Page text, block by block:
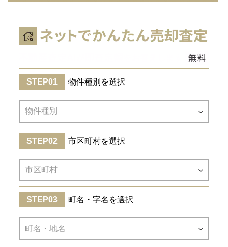
物件種別を選択
市区町村を選択
町名・字名を選択